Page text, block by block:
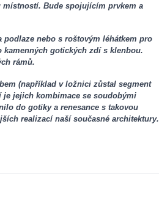
Bude spojujícím prvkem a
nebo s roštovým léhátkem pro
gotických zdí s klenbou.
rámů.
(například v ložnici zůstal segment
je jejich kombimace se soudobými
do gotiky a renesance s takovou
realizací naší současné architektury.